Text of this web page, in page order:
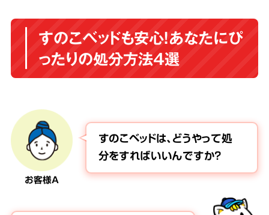
すのこベッドも安心！あなたにぴ
ったりの処分方法4選
お客様A
すのこベッドは、どうやって処
分をすればいいんですか？